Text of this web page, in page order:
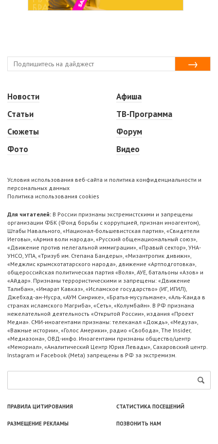
Новости
Статьи
Сюжеты
Фото
Афиша
ТВ-Программа
Форум
Видео
Условия использования веб-сайта и политика конфиденциальности и
персональных данных
Политика использования cookies
Для читателей: В России признаны экстремистскими и запрещены
организации ФБК (Фонд борьбы с коррупцией, признан иноагентом),
Штабы Навального, «Национал-большевистская партия», «Свидетели
Иеговы», «Армия воли народа», «Русский общенациональный союз»,
«Движение против нелегальной иммиграции», «Правый сектор», УНА-
УНСО, УПА, «Тризуб им. Степана Бандеры», «Мизантропик дивижн»,
«Меджлис крымскотатарского народа», движение «Артподготовка»,
общероссийская политическая партия «Воля», АУЕ, батальоны «Азов» и
«Айдар». Признаны террористическими и запрещены: «Движение
Талибан», «Имарат Кавказ», «Исламское государство» (ИГ, ИГИЛ),
Джебхад-ан-Нусра, «АУМ Синрике», «Братья-мусульмане», «Аль-Каида в
странах исламского Магриба», «Сеть», «Колумбайн». В РФ признана
нежелательной деятельность «Открытой России», издания «Проект
Медиа». СМИ-иноагентами признаны: телеканал «Дождь», «Медуза»,
«Важные истории», «Голос Америки», радио «Свобода», The Insider,
«Медиазона», ОВД-инфо. Иноагентами признаны общество/центр
«Мемориал», «Аналитический Центр Юрия Левады», Сахаровский центр.
Instagram и Facebook (Metа) запрещены в РФ за экстремизм.
ПРАВИЛА ЦИТИРОВАНИЯ СТАТИСТИКА ПОСЕЩЕНИЙ
РАЗМЕЩЕНИЕ РЕКЛАМЫ ПОЗВОНИТЬ НАМ